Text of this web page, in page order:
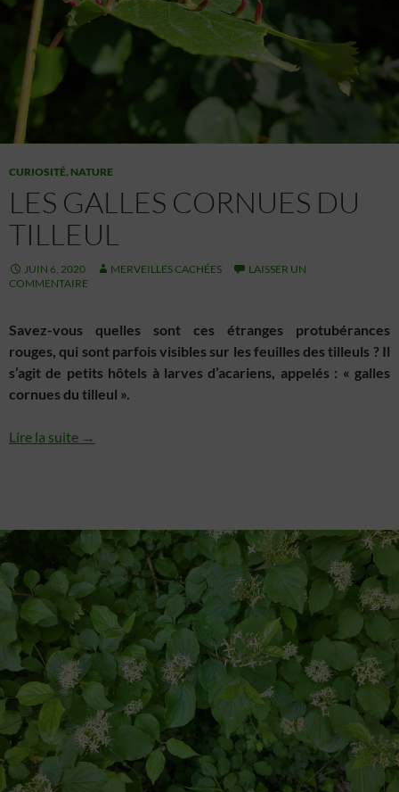
CURIOSITÉ, NATURE
LES GALLES CORNUES DU
TILLEUL
JUIN 6, 2020 MERVEILLES CACHÉES
LAISSER UN
COMMENTAIRE
Savez-vous quelles sont ces étranges protubérances
rouges, qui sont parfois visibles sur les feuilles des tilleuls ? Il
s’agit de petits hôtels à larves d’acariens, appelés : « galles
cornues du tilleul ».
Lire la suite →